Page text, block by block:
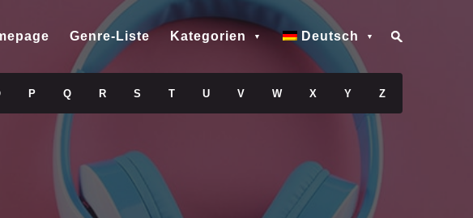
Genre-Liste Kategorien Deutsch
P Q R S T U V W X Y Z